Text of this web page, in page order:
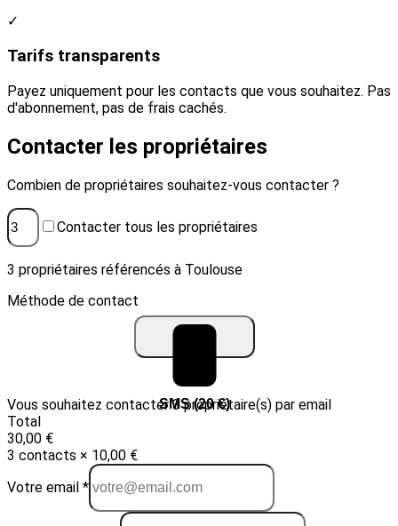
✓
Tarifs transparents
Payez uniquement pour les contacts que vous souhaitez. Pas
d'abonnement, pas de frais cachés.
Contacter les propriétaires
Combien de propriétaires souhaitez-vous contacter ?
Contacter tous les propriétaires
3 propriétaires référencés à Toulouse
Méthode de contact
Email (10 €) SMS (20 €)
Vous souhaitez contacter 3 propriétaire(s) par email
Total
30,00 €
3 contacts × 10,00 €
Votre email *